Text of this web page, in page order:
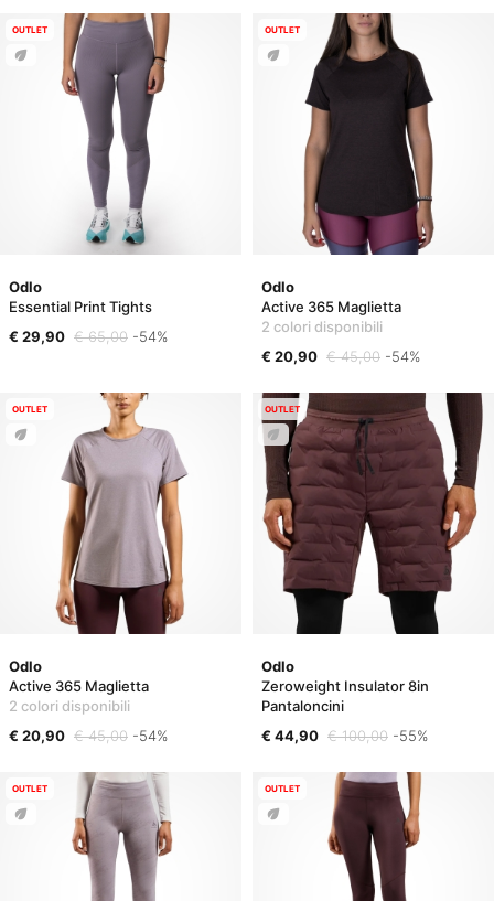
Odlo
Essential Print Tights
€ 29,90 € 65,00 -54%
OUTLET
Odlo
Active 365 Maglietta
2 colori disponibili
€ 20,90 € 45,00 -54%
OUTLET
Odlo
Active 365 Maglietta
2 colori disponibili
€ 20,90 € 45,00 -54%
OUTLET
Odlo
Zeroweight Insulator 8in
Pantaloncini
€ 44,90 € 100,00 -55%
OUTLET
OUTLET OUTLET